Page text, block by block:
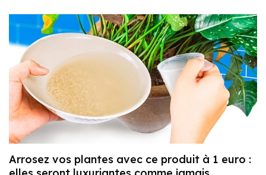
Arrosez vos plantes avec ce produit à 1 euro :